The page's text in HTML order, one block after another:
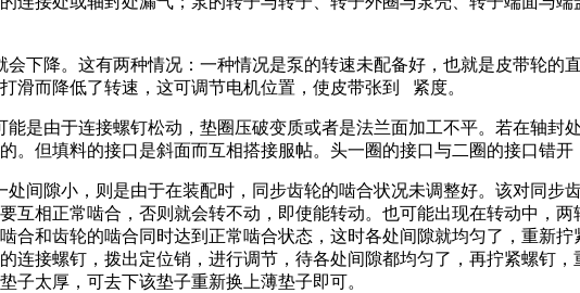
下降。这有两种情况：一种情况是泵的转速未配备好，也就是皮带轮的
滑而降低了转速，这可调节电机位置，使皮带张到 紧度。
是由于连接螺钉松动，垫圈压破变质或者是法兰面加工不平。若在轴封
但填料的接口是斜面而互相搭接服帖。头一圈的接口与二圈的接口错开
间隙小，则是由于在装配时，同步齿轮的啮合状况未调整好。该对同步
互相正常啮合，否则就会转不动，即使能转动。也可能出现在转动中，
合和齿轮的啮合同时达到正常啮合状态，这时各处间隙就均匀了，重新
连接螺钉，拨出定位销，进行调节，待各处间隙都均匀了，再拧紧螺钉
子太厚，可去下该垫子重新换上薄垫子即可。